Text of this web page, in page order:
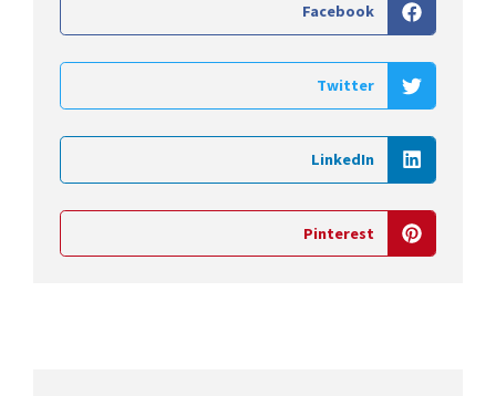
Facebook
Twitter
LinkedIn
Pinterest